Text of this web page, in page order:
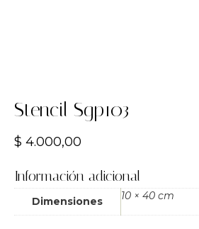
Stencil Sgp103
$ 4.000,00
Información adicional
Dimensiones 10 × 40 cm